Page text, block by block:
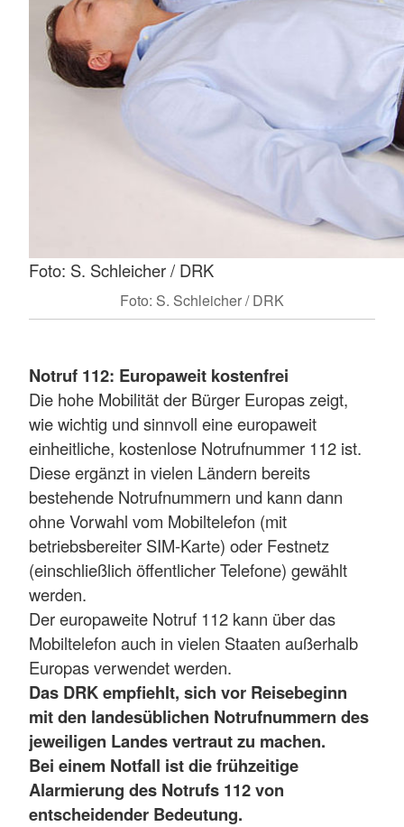
Foto: S. Schleicher / DRK
Foto: S. Schleicher / DRK
Notruf 112: Europaweit kostenfrei
Die hohe Mobilität der Bürger Europas zeigt,
wie wichtig und sinnvoll eine europaweit
einheitliche, kostenlose Notrufnummer 112 ist.
Diese ergänzt in vielen Ländern bereits
bestehende Notrufnummern und kann dann
ohne Vorwahl vom Mobiltelefon (mit
betriebsbereiter SIM-Karte) oder Festnetz
(einschließlich öffentlicher Telefone) gewählt
werden.
Der europaweite Notruf 112 kann über das
Mobiltelefon auch in vielen Staaten außerhalb
Europas verwendet werden.
Das DRK empfiehlt, sich vor Reisebeginn
mit den landesüblichen Notrufnummern des
jeweiligen Landes vertraut zu machen.
Bei einem Notfall ist die frühzeitige
Alarmierung des Notrufs 112 von
entscheidender Bedeutung.